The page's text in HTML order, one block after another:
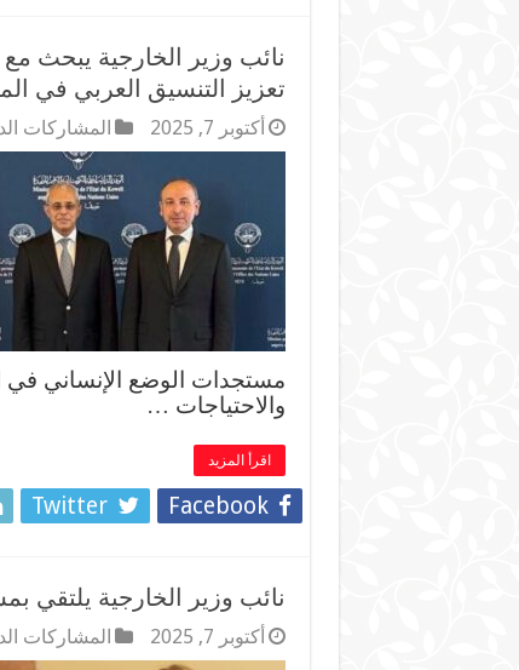
نائب وزير الخارجية يبحث
تعزيز التنسيق العربي في
أكتوبر 7, 2025 المشاركات
مستجدات الوضع الإنساني في
والاحتياجات …
اقرأ المزيد
Facebook
Twitter
نائب وزير الخارجية يلتقي
أكتوبر 7, 2025 المشاركات